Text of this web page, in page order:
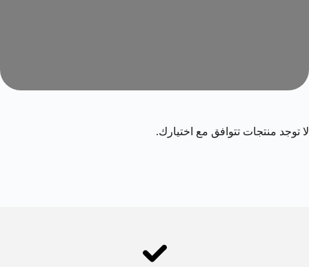
لا توجد منتجات تتوافق مع اختيارك.